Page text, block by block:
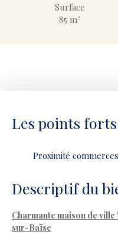
Surface
85m²
Les points forts
Proximité
Descriptif du
Charmante maison de
sur-Baïse